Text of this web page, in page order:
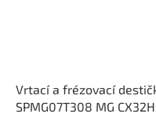
Vrtací a frézovací destičky
SPMG07T308 MG CX32HS